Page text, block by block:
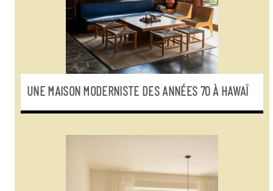
UNE MAISON MODERNISTE DES ANNÉES 70 À HAWAÏ